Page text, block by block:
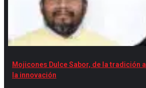
Mojicones Dulce Sabor, de la tradición a
la innovación